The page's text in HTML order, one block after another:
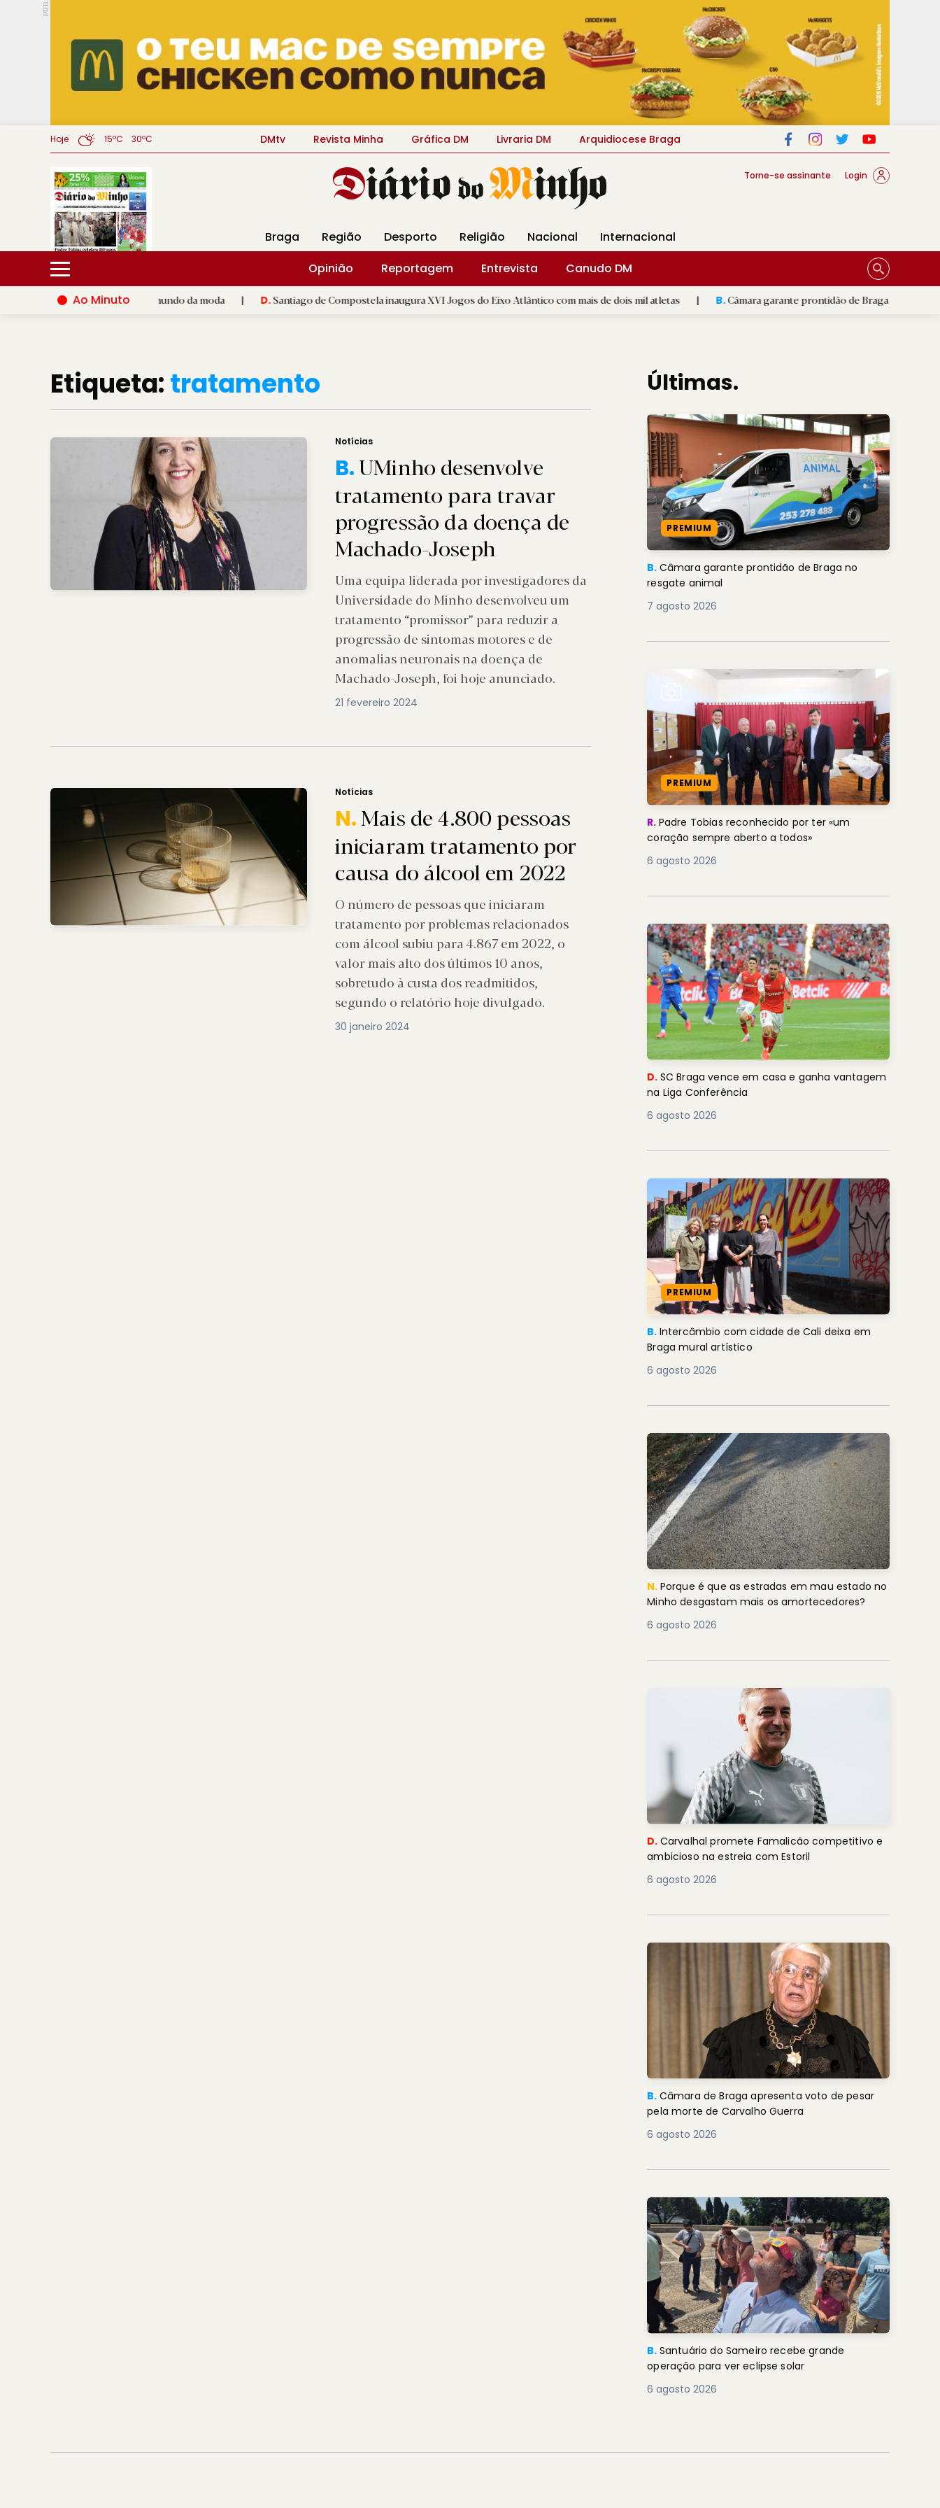
PUB.
Hoje 15ºC 30ºC DMtv Revista Minha Gráfica DM Livraria DM Arquidiocese Braga
Torne-se assinante Login
Braga Região Desporto Religião Nacional
Internacional
Opinião
Reportagem Entrevista
Canudo DM
Ao Minuto
e à inovação do mundo da moda | D.Santiago de Compostela inaugura XVI Jogos do Eixo Atlântico com mais de dois mil atletas | B.Câmara garante prontidão de Braga no resgate animal
Etiqueta:tratamento
Notícias
B.UMinho desenvolve
tratamento para travar
progressão da doença de
Machado-Joseph
Uma equipa liderada por investigadores da
Universidade do Minho desenvolveu um
tratamento “promissor” para reduzir a
progressão de sintomas motores e de
anomalias neuronais na doença de
Machado-Joseph, foi hoje anunciado.
21 fevereiro 2024
Notícias
N.Mais de 4.800 pessoas
iniciaram tratamento por
causa do álcool em 2022
O número de pessoas que iniciaram
tratamento por problemas relacionados
com álcool subiu para 4.867 em 2022, o
valor mais alto dos últimos 10 anos,
sobretudo à custa dos readmitidos,
segundo o relatório hoje divulgado.
30 janeiro 2024
Últimas.
PREMIUM
B. Câmara garante prontidão de Braga no
resgate animal
7 agosto 2026
PREMIUM
R. Padre Tobias reconhecido por ter «um
coração sempre aberto a todos»
6 agosto 2026
D. SC Braga vence em casa e ganha vantagem
na Liga Conferência
6 agosto 2026
PREMIUM
B. Intercâmbio com cidade de Cali deixa em
Braga mural artístico
6 agosto 2026
N. Porque é que as estradas em mau estado no
Minho desgastam mais os amortecedores?
6 agosto 2026
D. Carvalhal promete Famalicão competitivo e
ambicioso na estreia com Estoril
6 agosto 2026
B. Câmara de Braga apresenta voto de pesar
pela morte de Carvalho Guerra
6 agosto 2026
B. Santuário do Sameiro recebe grande
operação para ver eclipse solar
6 agosto 2026